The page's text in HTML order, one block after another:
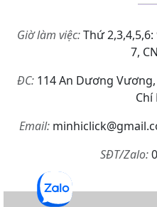
Giờ làm việc:Thứ
7,
ĐC: 114 An Dương
Chí
Email:
SĐT/Zalo: